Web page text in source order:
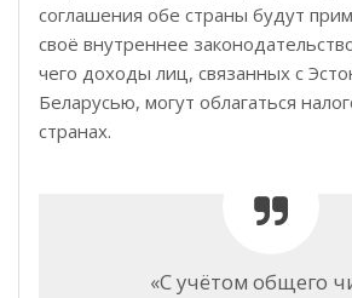
соглашения обе страны будут
своё внутреннее
чего доходы лиц, связанных с
Беларусью, могут облагаться
странах.
«С учётом общего